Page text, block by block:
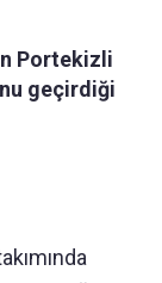
Portekizli
geçirdiği